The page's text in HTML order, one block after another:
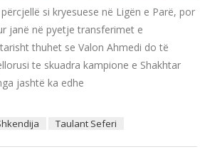
si kryesuese në Ligën e Parë, por
janë në pyetje transferimet e
thuhet se Valon Ahmedi do të
te skuadra kampione e Shakhtar
jashtë ka edhe
Taulant Seferi